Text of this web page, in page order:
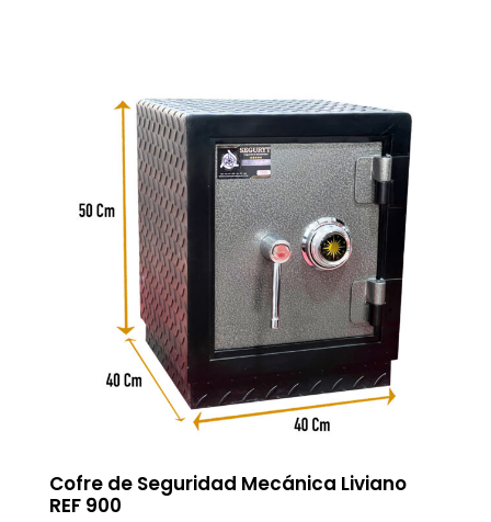
Cofre de Seguridad Mecánica Liviano
REF 900